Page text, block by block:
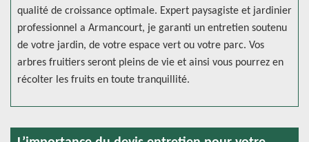
qualité de croissance optimale. Expert paysagiste et jardinier
professionnel a Armancourt, je garanti un entretien soutenu
de votre jardin, de votre espace vert ou votre parc. Vos
arbres fruitiers seront pleins de vie et ainsi vous pourrez en
récolter les fruits en toute tranquillité.